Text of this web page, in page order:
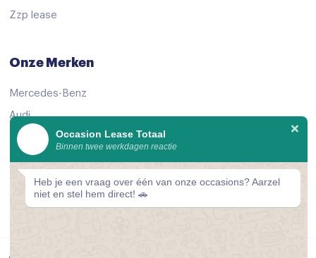
Brake Assist System
Dodehoek detector
dodehoek herkenning
Zzp lease
Onze Merken
Mercedes-Benz
Audi
Volkswagen
Peugeot
Bekijk alle merken
Occasion Lease Totaal
Binnen twee werkdagen reactie
Heb je een vraag over één van onze occasions? Aarzel
niet en stel hem direct! 🚗